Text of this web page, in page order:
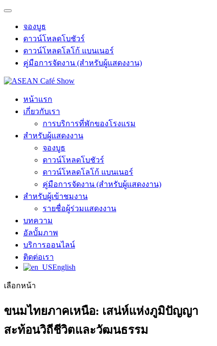
จองบูธ
ดาวน์โหลดโบชัวร์
ดาวน์โหลดโลโก้ แบนเนอร์
คู่มือการจัดงาน (สำหรับผู้แสดงงาน)
หน้าแรก
เกี่ยวกับเรา
การบริการที่พักของโรงแรม
สำหรับผู้แสดงงาน
จองบูธ
ดาวน์โหลดโบชัวร์
ดาวน์โหลดโลโก้ แบนเนอร์
คู่มือการจัดงาน (สำหรับผู้แสดงงาน)
สำหรับผู้เข้าชมงาน
รายชื่อผู้ร่วมแสดงงาน
บทความ
อัลบั้มภาพ
บริการออนไลน์
ติดต่อเรา
English
เลือกหน้า
ขนมไทยภาคเหนือ: เสน่ห์แห่งภูมิปัญญา
สะท้อนวิถีชีวิตและวัฒนธรรม